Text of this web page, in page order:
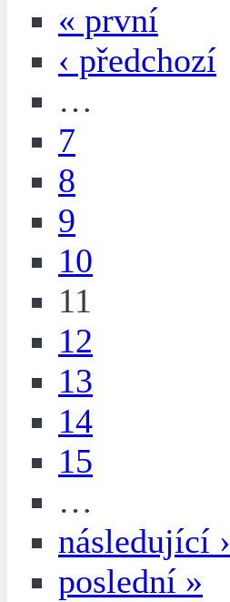
« první
‹ předchozí
…
7
8
9
10
11
12
13
14
15
…
následující ›
poslední »